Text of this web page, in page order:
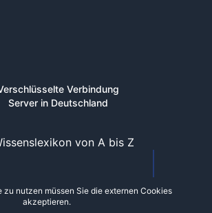
Verbindung
Server in Deutschland
von A bis Z
zu nutzen müssen Sie die externen Cookies
akzeptieren.